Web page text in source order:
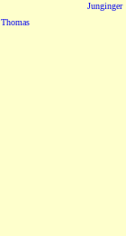
Junginger
Thomas